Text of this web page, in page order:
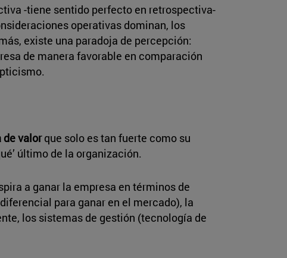
-tiene sentido perfecto en retrospectiva-
operativas dominan, los
existe una paradoja de percepción:
de manera favorable en comparación
de valorque solo es tan fuerte como su
último de la organización.
a ganar la empresa en términos de
para ganar en el mercado), la
los sistemas de gestión (tecnología de